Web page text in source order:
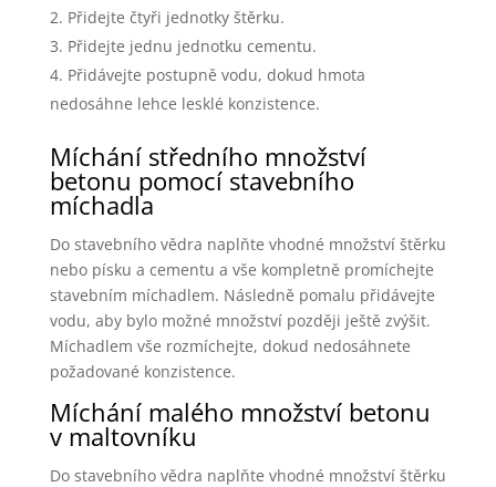
Přidejte čtyři jednotky štěrku.
Přidejte jednu jednotku cementu.
Přidávejte postupně vodu, dokud hmota
nedosáhne lehce lesklé konzistence.
Míchání středního množství
betonu pomocí stavebního
míchadla
Do stavebního vědra naplňte vhodné množství štěrku
nebo písku a cementu a vše kompletně promíchejte
stavebním míchadlem. Následně pomalu přidávejte
vodu, aby bylo možné množství později ještě zvýšit.
Míchadlem vše rozmíchejte, dokud nedosáhnete
požadované konzistence.
Míchání malého množství betonu
v maltovníku
Do stavebního vědra naplňte vhodné množství štěrku